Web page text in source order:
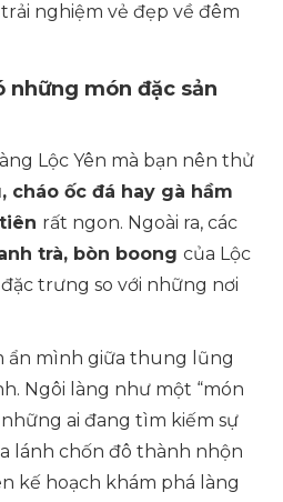
nghiệm vẻ đẹp về đêm
những món đặc sản
Lộc Yên mà bạn nên thử
cháo ốc đá hay gà hầm
rất ngon. Ngoài ra, các
trà, bòn boong của Lộc
trưng so với những nơi
ẩn mình giữa thung lũng
Ngôi làng như một “món
ai đang tìm kiếm sự
lánh chốn đô thành nhộn
kế hoạch khám phá làng